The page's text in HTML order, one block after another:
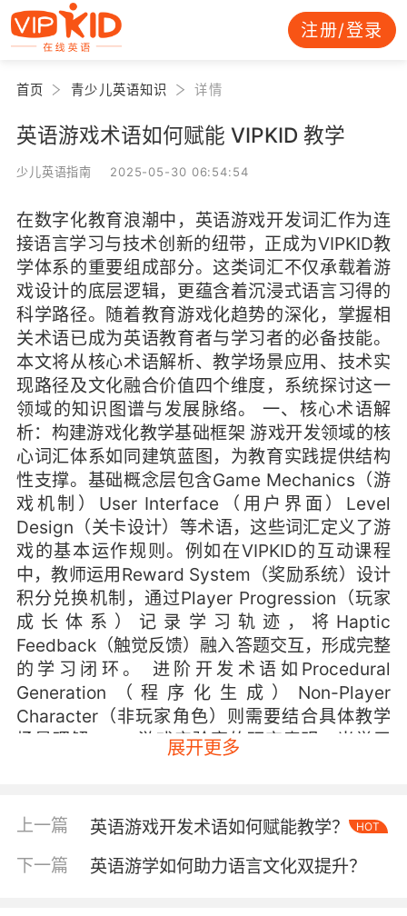
注册/登录
首页 青少儿英语知识 详情
英语游戏术语如何赋能 VIPKID 教学
少儿英语指南 2025-05-30 06:54:54
在数字化教育浪潮中，英语游戏开发词汇作为连
接语言学习与技术创新的纽带，正成为VIPKID教
学体系的重要组成部分。这类词汇不仅承载着游
戏设计的底层逻辑，更蕴含着沉浸式语言习得的
科学路径。随着教育游戏化趋势的深化，掌握相
关术语已成为英语教育者与学习者的必备技能。
本文将从核心术语解析、教学场景应用、技术实
现路径及文化融合价值四个维度，系统探讨这一
领域的知识图谱与发展脉络。 一、核心术语解
析：构建游戏化教学基础框架 游戏开发领域的核
心词汇体系如同建筑蓝图，为教育实践提供结构
性支撑。基础概念层包含Game Mechanics（游
戏机制）User Interface（用户界面）Level
Design（关卡设计）等术语，这些词汇定义了游
戏的基本运作规则。例如在VIPKID的互动课程
中，教师运用Reward System（奖励系统）设计
积分兑换机制，通过Player Progression（玩家
成长体系）记录学习轨迹，将Haptic
Feedback（触觉反馈）融入答题交互，形成完整
的学习闭环。 进阶开发术语如Procedural
Generation（程序化生成）Non-Player
Character（非玩家角色）则需要结合具体教学
场景理解。MIT游戏实验室的研究表明，当学习
者掌握Collision Detection（碰撞检测）等物理
律。VIPKID教研团队开发的Vocabulary Quest项
目中，通过Adaptive Difficulty（动态难度调
整）算法，使Enemy AI（敌人人工智能）模块能
根据学员水平生成定制化挑战，印证了技术术语
展开更多
上一篇 英语游戏开发术语如何赋能教学？ HOT
下一篇 英语游学如何助力语言文化双提升？